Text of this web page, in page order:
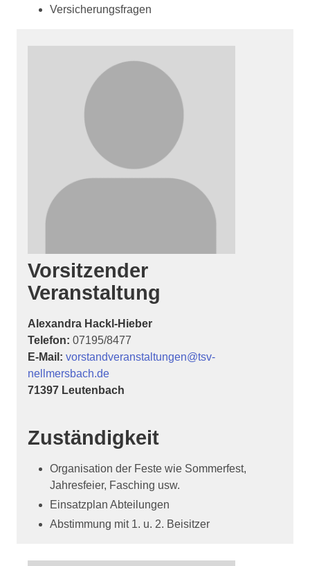
Versicherungsfragen
Vorsitzender
Veranstaltung
Alexandra Hackl-Hieber
Telefon: 07195/8477
E-Mail: vorstandveranstaltungen@tsv-
nellmersbach.de
71397 Leutenbach
Zuständigkeit
Organisation der Feste wie Sommerfest,
Jahresfeier, Fasching usw.
Einsatzplan Abteilungen
Abstimmung mit 1. u. 2. Beisitzer